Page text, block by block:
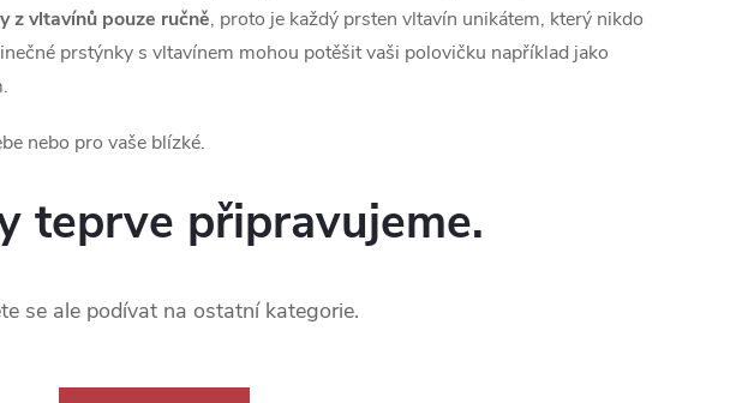
z vltavínů pouze ručně, proto je každý prsten vltavín unikátem, který nikdo
prstýnky s vltavínem mohou potěšit vaši polovičku například jako
nebo pro vaše blízké.
teprve připravujeme.
se ale podívat na ostatní kategorie.